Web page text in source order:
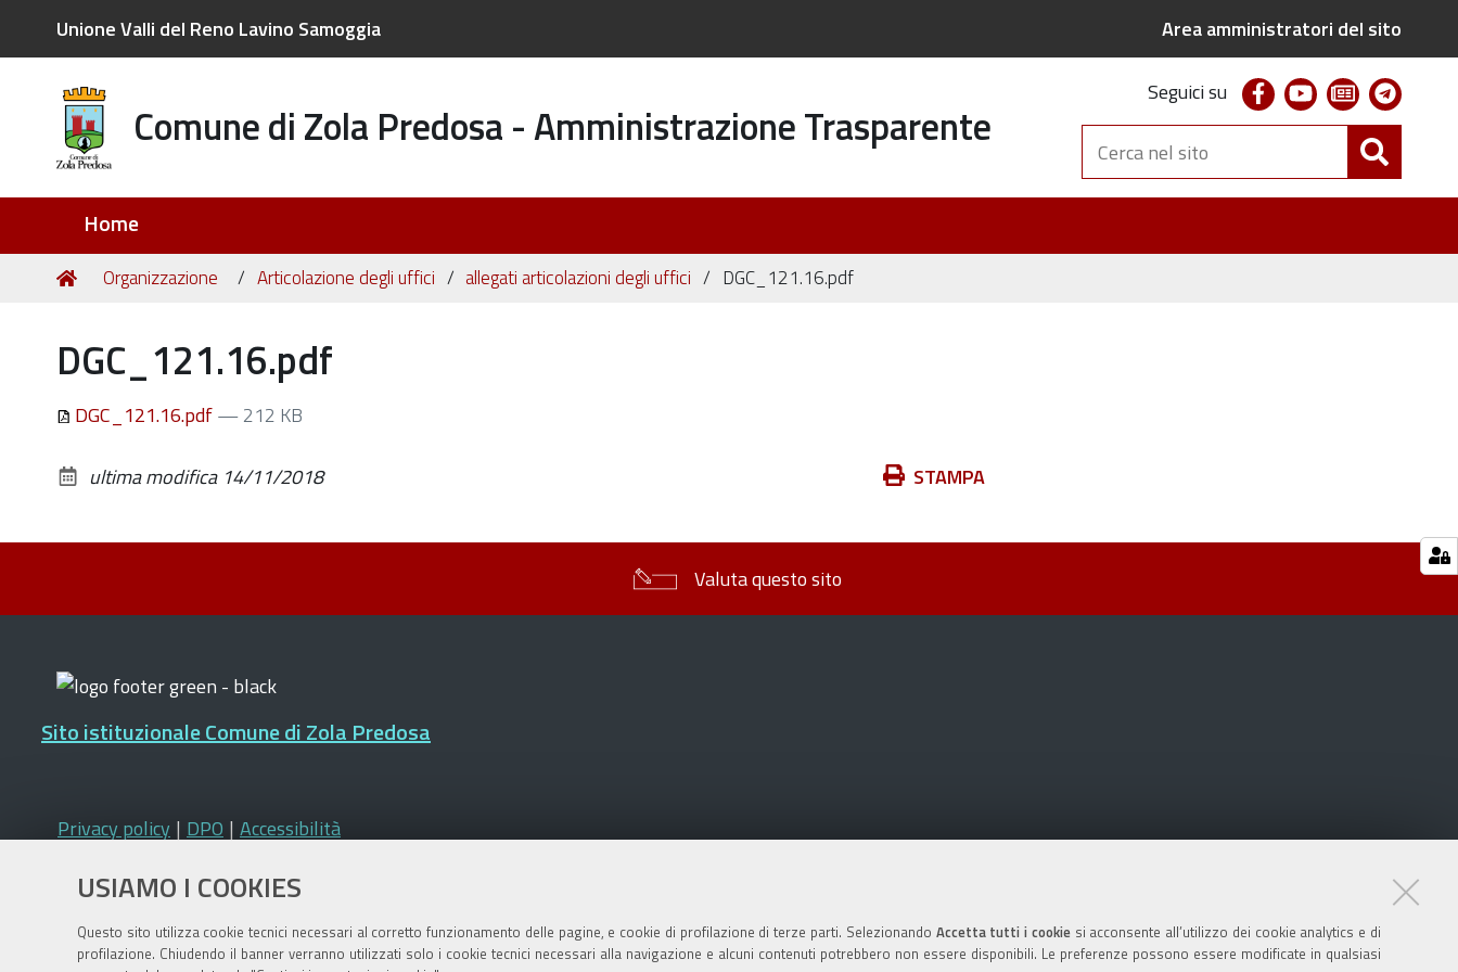
USIAMO I COOKIES
Questo sito utilizza cookie tecnici necessari al corretto funzionamento delle pagine, e cookie di profilazione di terze parti. Selezionando Accetta tutti i cookiesi acconsente all’utilizzo dei cookie analytics e di
profilazione. Chiudendo il banner verranno utilizzati solo i cookie tecnici necessari alla navigazione e alcuni contenuti potrebbero non essere disponibili. Le preferenze possono essere modificate in qualsiasi
Unione Valli del Reno Lavino Samoggia Area amministratori del sito
Comune di Zola Predosa - Amministrazione Trasparente
Seguici su facebookyoutubenewsletter
Cerca
nel
sito
Home
Tu
Home
Organizzazione Articolazione degli uffici allegati articolazioni degli uffici DGC_121.16.pdf
DGC_121.16.pdf
DGC_121.16.pdf— 212 KB
Azioni STAMPA
ultima modifica 14/11/2018
Valuta questo sito
Sito istituzionale Comune di Zola Predosa
Privacy policy | DPO | Accessibilità